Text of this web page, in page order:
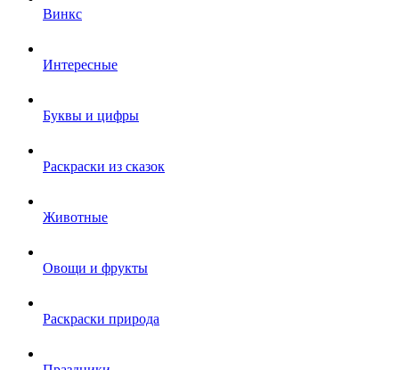
Винкс
Интересные
Буквы и цифры
Раскраски из сказок
Животные
Овощи и фрукты
Раскраски природа